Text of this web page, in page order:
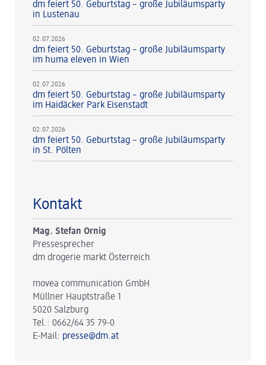
dm feiert 50. Geburtstag – große Jubiläumsparty
in Lustenau
02.07.2026
dm feiert 50. Geburtstag – große Jubiläumsparty
im huma eleven in Wien
02.07.2026
dm feiert 50. Geburtstag – große Jubiläumsparty
im Haidäcker Park Eisenstadt
02.07.2026
dm feiert 50. Geburtstag – große Jubiläumsparty
in St. Pölten
Kontakt
Mag. Stefan Ornig
Pressesprecher
dm drogerie markt Österreich
movea communication GmbH
Müllner Hauptstraße 1
5020 Salzburg
Tel.: 0662/64 35 79-0
E-Mail: presse@dm.at